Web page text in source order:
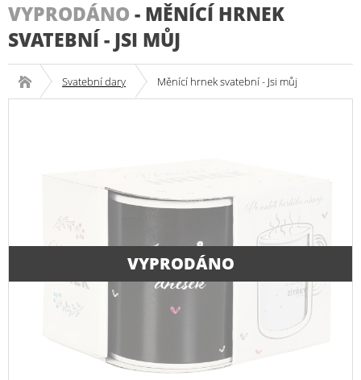
VYPRODÁNO - MĚNÍCÍ HRNEK
SVATEBNÍ - JSI MŮJ
Svatební dary Měnící hrnek svatební - Jsi můj
VYPRODÁNO